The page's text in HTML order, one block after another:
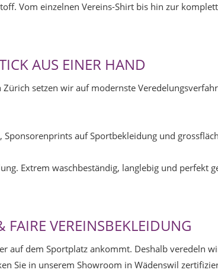
Vom einzelnen Vereins-Shirt bis hin zur
AUS EINER HAND
setzen wir auf modernste
Sponsorenprints auf Sportbekleidung und
Extrem waschbeständig, langlebig und
VEREINSBEKLEIDUNG
auf dem Sportplatz ankommt. Deshalb veredeln
Sie in unserem Showroom in Wädenswil